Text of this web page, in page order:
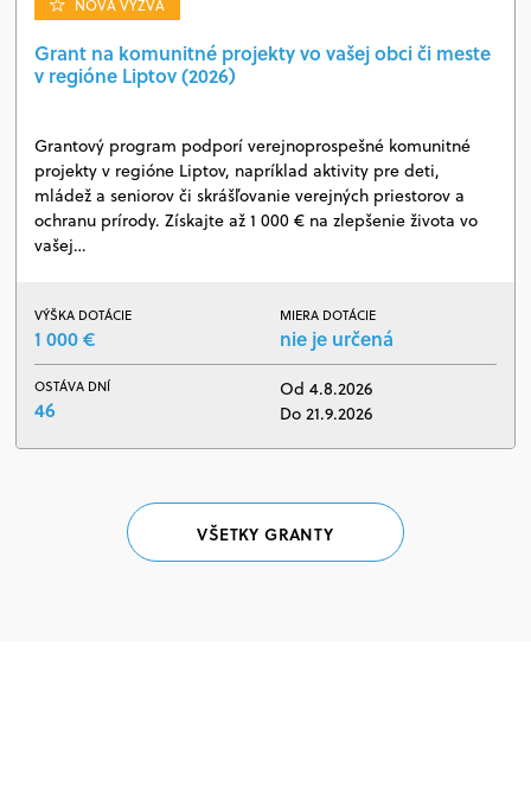
NOVÁ VÝZVA
Grant na komunitné projekty vo vašej obci či meste
v regióne Liptov (2026)
Grantový program podporí verejnoprospešné komunitné
projekty v regióne Liptov, napríklad aktivity pre deti,
mládež a seniorov či skrášľovanie verejných priestorov a
ochranu prírody. Získajte až 1 000 € na zlepšenie života vo
vašej…
VÝŠKA DOTÁCIE
1 000 €
MIERA DOTÁCIE
nie je určená
OSTÁVA DNÍ
46
Od 4.8.2026
Do 21.9.2026
VŠETKY GRANTY